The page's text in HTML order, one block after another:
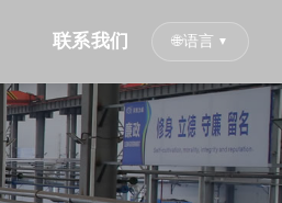
联系我们 🌐语言 ▼